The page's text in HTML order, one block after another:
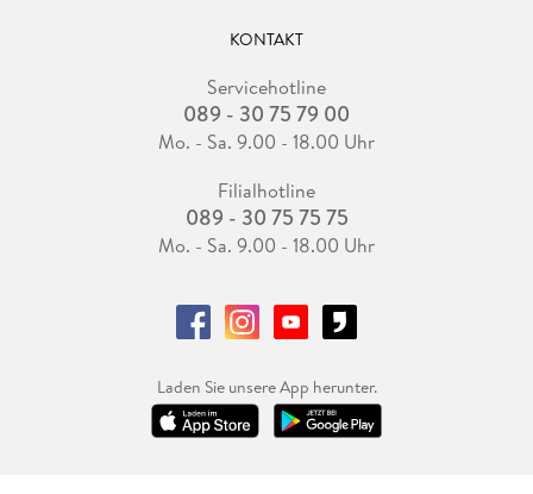
KONTAKT
Servicehotline
089 - 30 75 79 00
Mo. - Sa. 9.00 - 18.00 Uhr
Filialhotline
089 - 30 75 75 75
Mo. - Sa. 9.00 - 18.00 Uhr
Laden Sie unsere App herunter.